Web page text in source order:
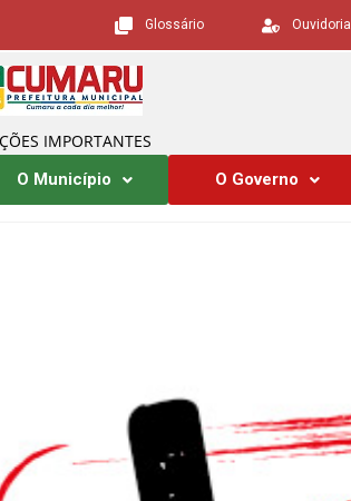
Aberta
Glossário Ouvidoria
IMPORTANTES
O Município O Governo